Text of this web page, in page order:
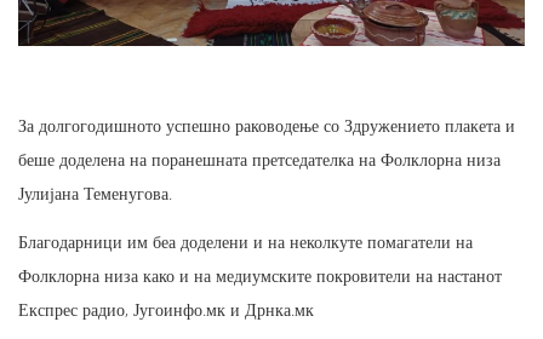
За долгогодишното успешно раководење со Здружението плакета и
беше доделена на поранешната претседателка на Фолклорна низа
Јулијана Теменугова.
Благодарници им беа доделени и на неколкуте помагатели на
Фолклорна низа како и на медиумските покровители на настанот
Експрес радио, Југоинфо.мк и Дрнка.мк